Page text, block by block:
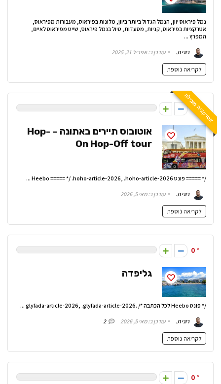
נמל פיראוס יוון, הנמל הגדול ביותר ביוון, מלונות בפיראוס, מעבורות מפיראוס,
אטרקציות בפיראוס, קניות, מסעדות, טיול בנמל פיראוס, שייט מפיראוס לאיים,
המפרץ ...
רוני ת. עודכן ב: אפריל 21, 2025
לקריאה נוספת
אטרקציה מובילה
0
אוטובוס תיירים באתונה – Hop-
On Hop-Off tour
/* ===== פונט Heebo ===== */ .hoho-article-2026, .hoho-article-2026 ...
רוני ת. עודכן ב: מאי 5, 2026
לקריאה נוספת
0
גליפדה
/* פונט Heebo לכל הכתבה */ .glyfada-article-2026, .glyfada-article-2026 ...
רוני ת. עודכן ב: מאי 5, 2026 2
לקריאה נוספת
0